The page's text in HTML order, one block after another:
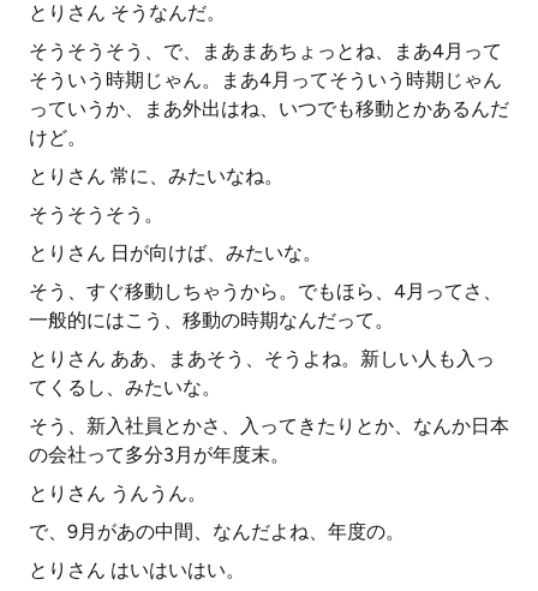
とりさん そうなんだ。
そうそうそう、で、まあまあちょっとね、まあ4月って
そういう時期じゃん。まあ4月ってそういう時期じゃん
っていうか、まあ外出はね、いつでも移動とかあるんだ
けど。
とりさん 常に、みたいなね。
そうそうそう。
とりさん 日が向けば、みたいな。
そう、すぐ移動しちゃうから。でもほら、4月ってさ、
一般的にはこう、移動の時期なんだって。
とりさん ああ、まあそう、そうよね。新しい人も入っ
てくるし、みたいな。
そう、新入社員とかさ、入ってきたりとか、なんか日本
の会社って多分3月が年度末。
とりさん うんうん。
で、9月があの中間、なんだよね、年度の。
とりさん はいはいはい。